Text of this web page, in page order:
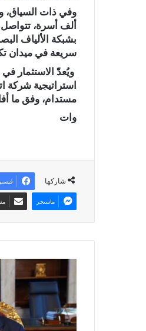
ألف أسرة،
بشبكة الألياف
سريعة في ميدان
ويُعدّ الاستثمار
استراتيجية شركة
مستدام، وفق ما
وات
شاركها
ماسنجر